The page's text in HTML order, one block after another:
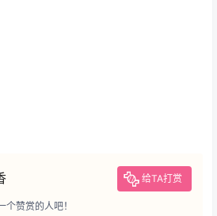
给TA打赏
赞赏的人吧！